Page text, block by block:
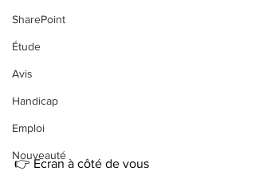
SharePoint
Étude
Avis
Handicap
Emploi
Nouveauté
👉 Ecran à côté de vous